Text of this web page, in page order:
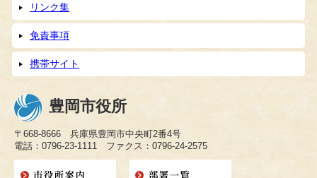
リンク集
免責事項
携帯サイト
豊岡市役所
〒668-8666 兵庫県豊岡市中央町2番4号
電話：0796-23-1111 ファクス：0796-24-2575